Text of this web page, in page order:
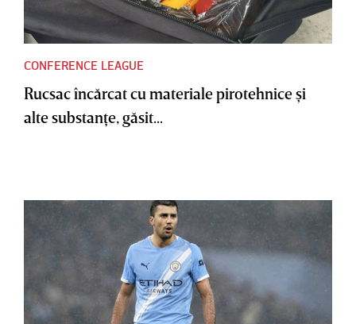
CONFERENCE LEAGUE
Rucsac încărcat cu materiale pirotehnice şi
alte substanţe, găsit...